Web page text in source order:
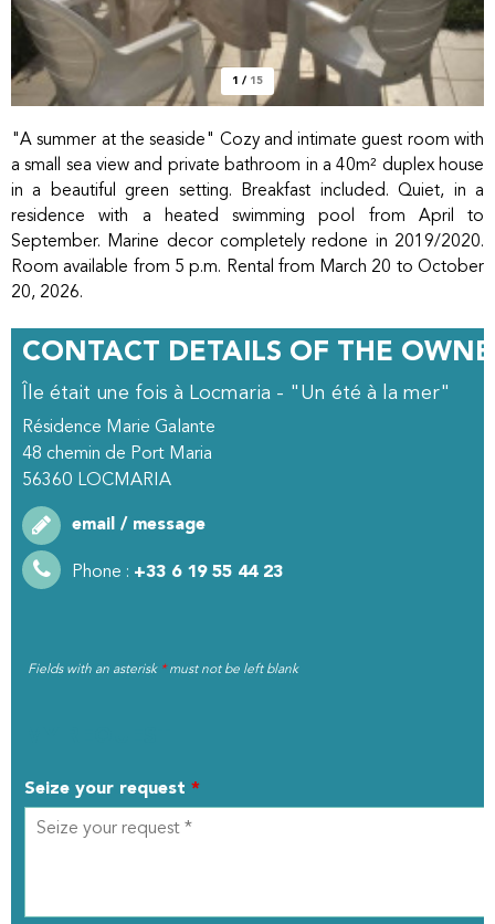
1 / 15
"A summer at the seaside" Cozy and intimate guest room with
a small sea view and private bathroom in a 40m² duplex house
in a beautiful green setting. Breakfast included. Quiet, in a
residence with a heated swimming pool from April to
September. Marine decor completely redone in 2019/2020.
Room available from 5 p.m. Rental from March 20 to October
20, 2026.
CONTACT DETAILS OF THE
Île était une fois à Locmaria - "Un été à la mer"
Résidence Marie Galante
48 chemin de Port Maria
56360 LOCMARIA
email / message
Phone : +33 6 19 55 44 23
Fields with an asterisk *must not be left blank
Seize your request *